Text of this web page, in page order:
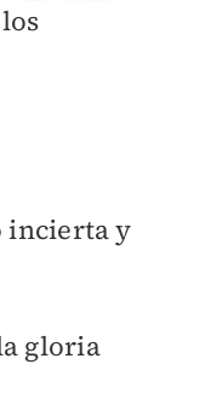
incierta y
gloria